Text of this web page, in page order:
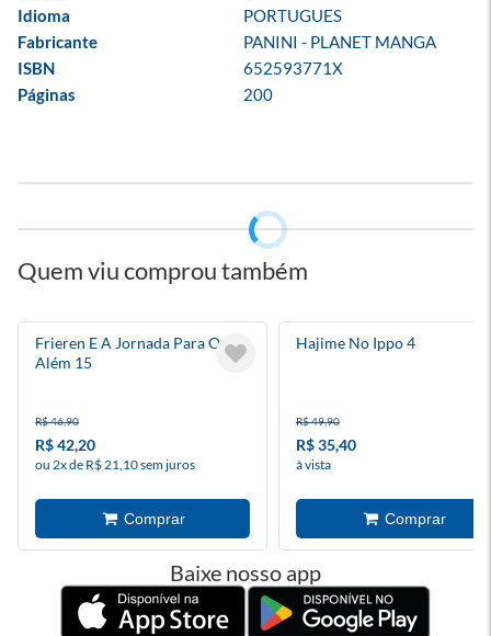
Idioma
PORTUGUES
Fabricante
PANINI - PLANET MANGA
ISBN
652593771X
Páginas
200
Quem viu comprou também
Frieren E A Jornada Para O
Além 15
R$ 46,90
R$ 42,20
ou 2x de R$ 21,10 sem juros
Hajime No Ippo 4
R$ 49,90
R$ 35,40
à vista
Baixe nosso app